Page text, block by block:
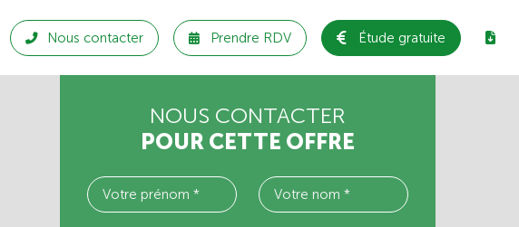
Nous contacter Prendre RDV Étude gratuite
NOUS CONTACTER
POUR CETTE OFFRE